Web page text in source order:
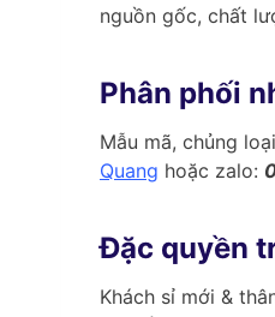
nguồn gốc, chất
Phân phối
Mẫu mã, chủng
Quang hoặc zalo:
Đặc quyền
Khách sỉ mới &